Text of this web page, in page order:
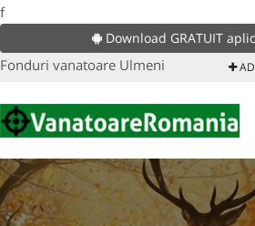
f
Download GRATUIT
Fonduri vanatoare Ulmeni